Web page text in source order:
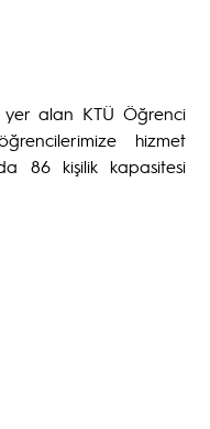
yer alan KTÜ Öğrenci
hizmet
86 kişilik kapasitesi